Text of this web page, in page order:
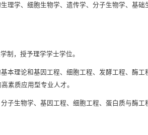
理学、细胞生物学、遗传学、分子生物学、基
制，授予理学学士学位。
本理论和基因工程、细胞工程、发酵工程、酶
素质应用型专业人才。
子生物学、基因工程、细胞工程、蛋白质与酶工